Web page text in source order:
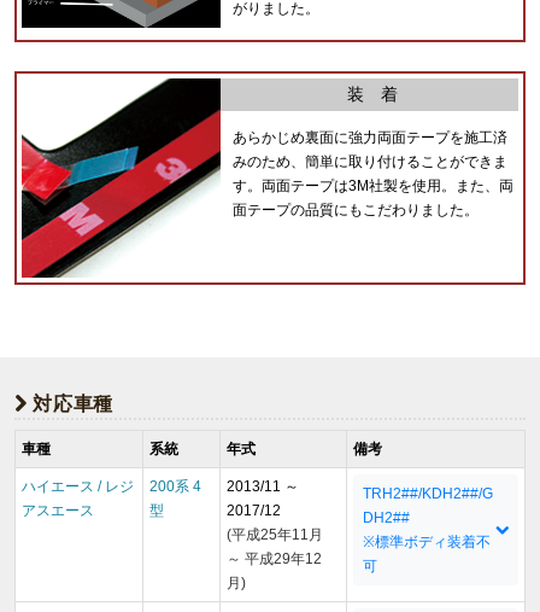
がりました。
装 着
あらかじめ裏面に強力両面テープを施工済
みのため、簡単に取り付けることができま
す。両面テープは3M社製を使用。また、両
面テープの品質にもこだわりました。
対応車種
車種 系統 年式 備考
ハイエース / レジ
アスエース
200系 4
型
2013/11 ～
2017/12
(平成25年11月
～ 平成29年12
月)
TRH2##/KDH2##/G
DH2##
※標準ボディ装着不
可